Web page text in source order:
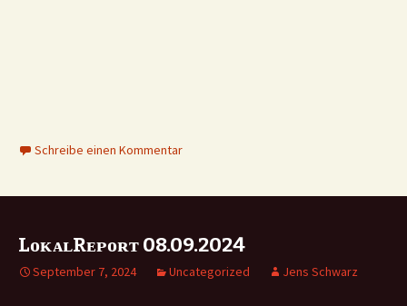
Schreibe einen Kommentar
LᴏᴋᴀʟRᴇᴘᴏʀᴛ 08.09.2024
September 7, 2024 Uncategorized Jens Schwarz